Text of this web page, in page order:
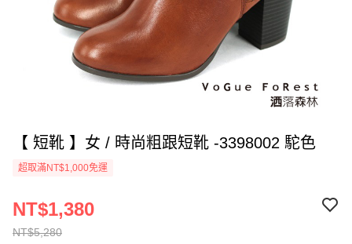
【 短靴 】女 / 時尚粗跟短靴 -3398002 駝色
超取滿NT$1,000免運
NT$5,280
NT$1,380